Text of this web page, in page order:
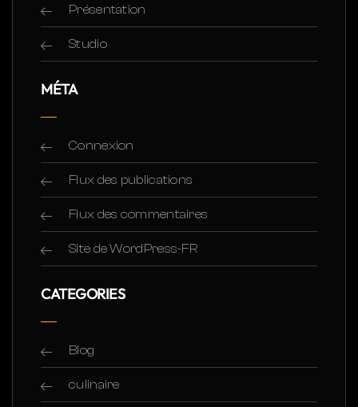
Présentation
Studio
MÉTA
Connexion
Flux des publications
Flux des commentaires
Site de WordPress-FR
CATEGORIES
Blog
culinaire